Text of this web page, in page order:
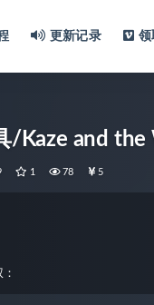
更新记录 领
/Kaze and the
1 78 5